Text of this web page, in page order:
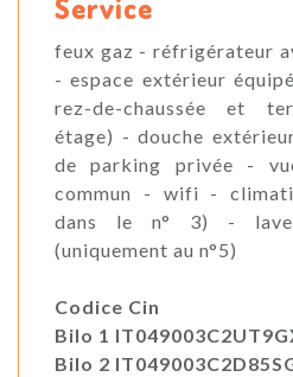
feux gaz - réfrigérateur
- espace extérieur
rez-de-chaussée et
étage) - douche
de parking privée -
commun - wifi -
dans le n° 3) -
(uniquement au n°5)
Codice Cin
Bilo 1
Bilo 2